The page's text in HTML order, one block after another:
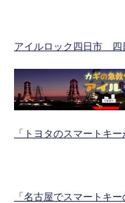
アイルロック四日市 四
「トヨタのスマートキ
「名古屋でスマートキ